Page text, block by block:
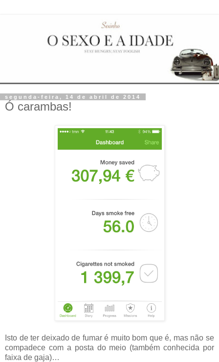
segunda-feira, 14 de abril de 2014
Ó carambas!
Isto de ter deixado de fumar é muito bom que é, mas não se
compadece com a posta do meio (também conhecida por
faixa de gaja)…